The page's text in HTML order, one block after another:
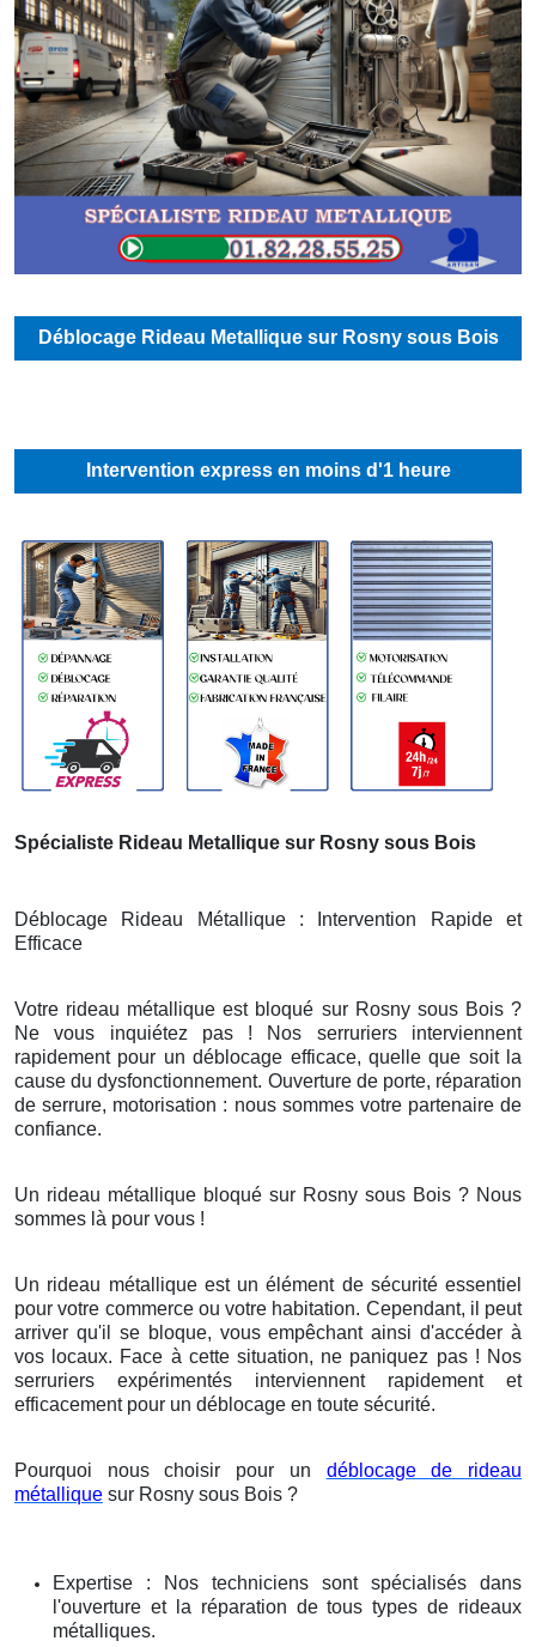
Déblocage Rideau Metallique sur Rosny sous Bois
Intervention express en moins d'1 heure
Spécialiste Rideau Metallique sur Rosny sous Bois
Déblocage Rideau Métallique : Intervention Rapide et
Efficace
Votre rideau métallique est bloqué sur Rosny sous Bois ?
Ne vous inquiétez pas ! Nos serruriers interviennent
rapidement pour un déblocage efficace, quelle que soit la
cause du dysfonctionnement. Ouverture de porte, réparation
de serrure, motorisation : nous sommes votre partenaire de
confiance.
Un rideau métallique bloqué sur Rosny sous Bois ? Nous
sommes là pour vous !
Un rideau métallique est un élément de sécurité essentiel
pour votre commerce ou votre habitation. Cependant, il peut
arriver qu'il se bloque, vous empêchant ainsi d'accéder à
vos locaux. Face à cette situation, ne paniquez pas ! Nos
serruriers expérimentés interviennent rapidement et
efficacement pour un déblocage en toute sécurité.
Pourquoi nous choisir pour un déblocage de rideau
métallique sur Rosny sous Bois ?
Expertise : Nos techniciens sont spécialisés dans
l'ouverture et la réparation de tous types de rideaux
métalliques.